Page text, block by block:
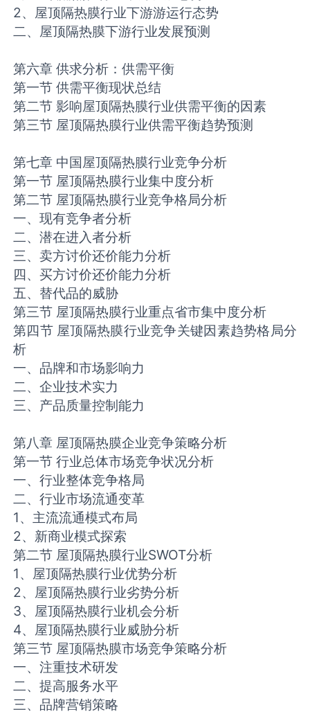
2、屋顶隔热膜行业下游游运行态势
二、屋顶隔热膜下游行业发展预测
第六章 供求分析：供需平衡
第一节 供需平衡现状总结
第二节 影响屋顶隔热膜行业供需平衡的因素
第三节 屋顶隔热膜行业供需平衡趋势预测
第七章 中国屋顶隔热膜行业竞争分析
第一节 屋顶隔热膜行业集中度分析
第二节 屋顶隔热膜行业竞争格局分析
一、现有竞争者分析
二、潜在进入者分析
三、卖方讨价还价能力分析
四、买方讨价还价能力分析
五、替代品的威胁
第三节 屋顶隔热膜行业重点省市集中度分析
第四节 屋顶隔热膜行业竞争关键因素趋势格局分
析
一、品牌和市场影响力
二、企业技术实力
三、产品质量控制能力
第八章 屋顶隔热膜企业竞争策略分析
第一节 行业总体市场竞争状况分析
一、行业整体竞争格局
二、行业市场流通变革
1、主流流通模式布局
2、新商业模式探索
第二节 屋顶隔热膜行业SWOT分析
1、屋顶隔热膜行业优势分析
2、屋顶隔热膜行业劣势分析
3、屋顶隔热膜行业机会分析
4、屋顶隔热膜行业威胁分析
第三节 屋顶隔热膜市场竞争策略分析
一、注重技术研发
二、提高服务水平
三、品牌营销策略